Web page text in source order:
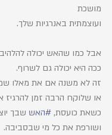
מושכת
ועוצמתית באנרגיות שלך.
אבל כמו שהאש יכולה
ככה היא יכולה גם לשרוף.
זה לא משנה אם את מאלו
או שלוקח הרבה זמן להרגיז
כשאת כועסת, #האש שבך
ושורפת את כל מי שבסביבה.